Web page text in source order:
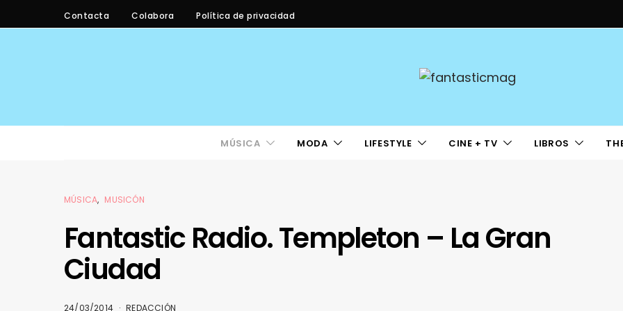
Contacta Colabora Política de privacidad
MÚSICA MODA LIFESTYLE CINE + TV LIBROS
MÚSICA MUSICÓN
Fantastic Radio. Templeton – La Gran
Ciudad
24/03/2014 REDACCIÓN